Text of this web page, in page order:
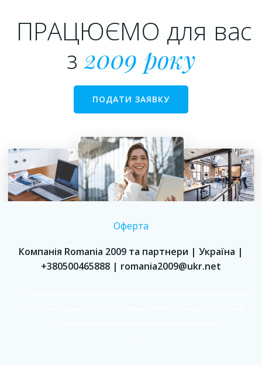
ПРАЦЮЄМО для вас
з2009 року
ПОДАТИ ЗАЯВКУ
Оферта
Компанія Romania 2009 та партнери | Україна |
+380500465888 | romania2009@ukr.net